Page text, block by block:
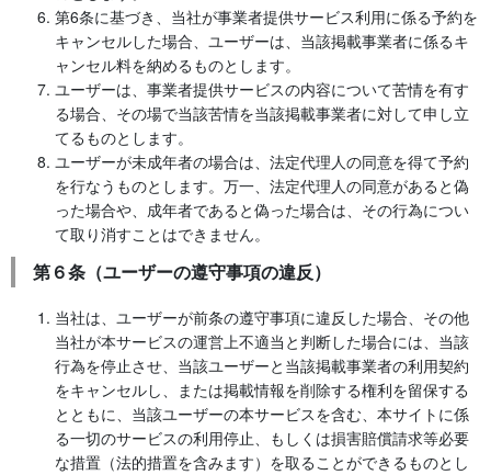
第6条に基づき、当社が事業者提供サービス利用に係る予約を
キャンセルした場合、ユーザーは、当該掲載事業者に係るキ
ャンセル料を納めるものとします。
ユーザーは、事業者提供サービスの内容について苦情を有す
る場合、その場で当該苦情を当該掲載事業者に対して申し立
てるものとします。
ユーザーが未成年者の場合は、法定代理人の同意を得て予約
を行なうものとします。万一、法定代理人の同意があると偽
った場合や、成年者であると偽った場合は、その行為につい
て取り消すことはできません。
第６条（ユーザーの遵守事項の違反）
当社は、ユーザーが前条の遵守事項に違反した場合、その他
当社が本サービスの運営上不適当と判断した場合には、当該
行為を停止させ、当該ユーザーと当該掲載事業者の利用契約
をキャンセルし、または掲載情報を削除する権利を留保する
とともに、当該ユーザーの本サービスを含む、本サイトに係
る一切のサービスの利用停止、もしくは損害賠償請求等必要
な措置（法的措置を含みます）を取ることができるものとし